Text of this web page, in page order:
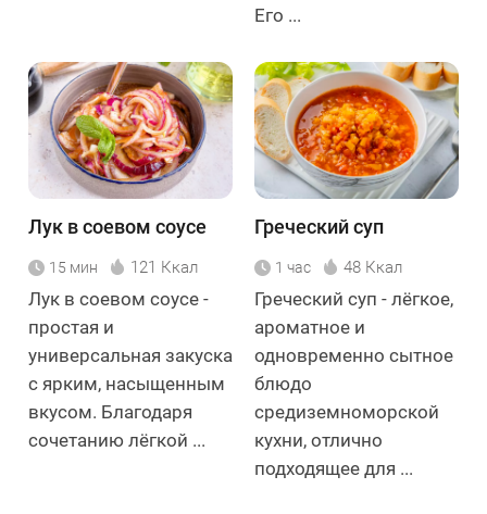
Его ...
Лук в соевом соусе
15 мин 121 Ккал
Лук в соевом соусе -
простая и
универсальная закуска
с ярким, насыщенным
вкусом. Благодаря
сочетанию лёгкой ...
Греческий суп
1 час 48 Ккал
Греческий суп - лёгкое,
ароматное и
одновременно сытное
блюдо
средиземноморской
кухни, отлично
подходящее для ...